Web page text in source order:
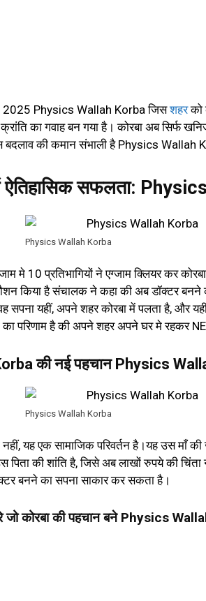
2025 Physics Wallah Korba जिसशहरको
का गवाह बन गया है। कोरबा अब सिर्फ
की कमान संभाली है Physics Wallah
सफलता:
Physics Wallah Korba
मे 10 प्रतिभागियों ने एग्जाम क्लियर कर
किया है संचालक ने कहा की अब डॉक्टर बनने
सपना यहीं, अपने शहर कोरबा में पलता है,
परिणाम है की अपने शहर अपने घर मे रहकर
की नई पहचान Physics
Physics Wallah Korba
यह एक सामाजिक परिवर्तन है।यह उस माँ
पिता की शांति है, जिसे अब लाखों रुपये की
बनने का सपना साकार कर सकता है।
जो कोरबा की पहचान बने Physics